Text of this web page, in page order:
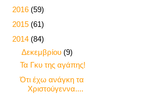
2016 (59)
2015 (61)
2014 (84)
Δεκεμβρίου (9)
Τα Γκυ της αγάπης!
Ότι έχω ανάγκη τα
Χριστούγεννα....